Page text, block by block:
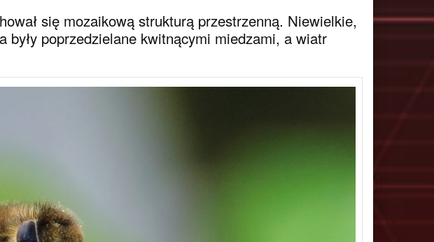
się mozaikową strukturą przestrzenną. Niewielkie,
były poprzedzielane kwitnącymi miedzami, a wiatr